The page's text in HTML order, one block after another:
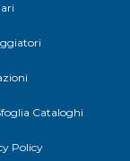
Cataloghi
Policy